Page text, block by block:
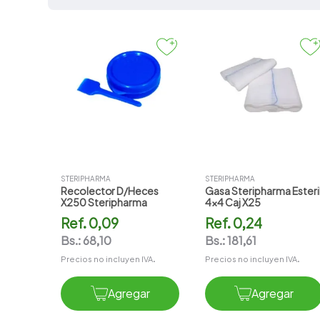
STERIPHARMA
Recolector D/heces
X250 Steripharma
Ref.0,09
Bs.:68,10
Precios no incluyen IVA.
Agregar
STERIPHARMA
Gasa Steripharma
4x4 Caj X25
Ref.0,24
Bs.:181,61
Precios no incluyen IVA.
Agregar
slinda
10. atorvastatina